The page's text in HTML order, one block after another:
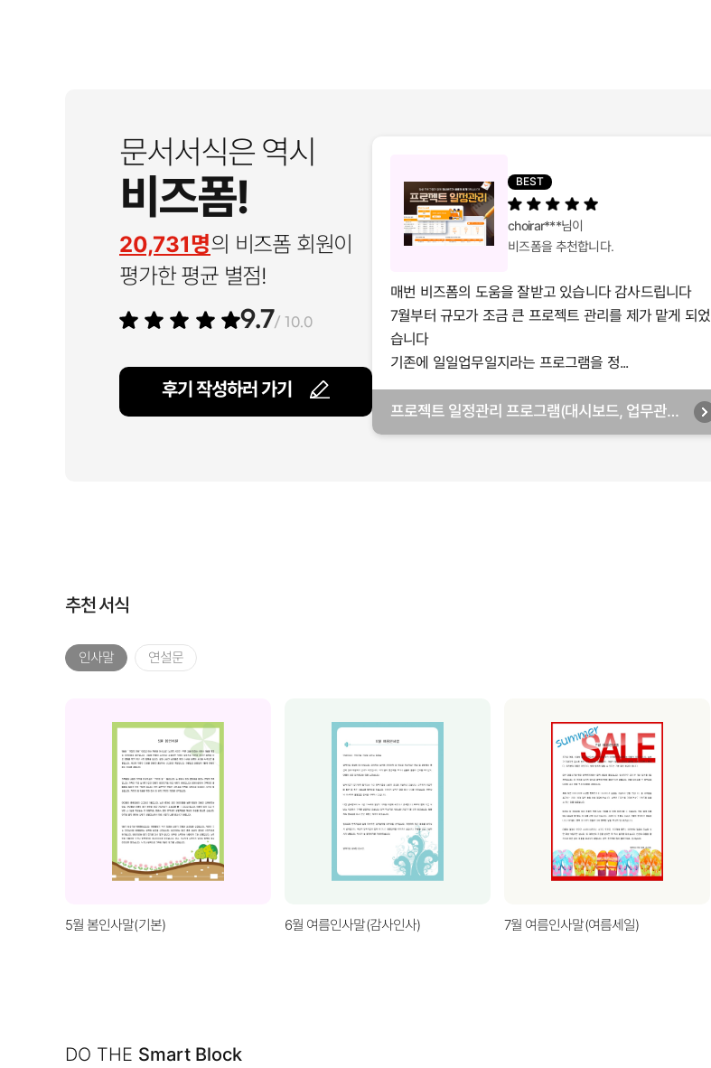
문서서식은 역시
비즈폼!
20,731명의 비즈폼 회원이
평가한 평균 별점!
9.7/ 10.0
후기 작성하러 가기
BEST
choirar***님이
비즈폼을 추천합니다.
매번 비즈폼의 도움을 잘받고 있습니다 감사드립니다
7월부터 규모가 조금 큰 프로젝트 관리를 제가 맡게 되었
습니다
기존에 일일업무일지라는 프로그램을 정...
프로젝트 일정관리 프로그램(대시보드, 업무관리,
추천 서식
인사말 연설문
5월 봄인사말(기본) 6월 여름인사말(감사인사) 7월 여름인사말(여름세일)
DO THE Smart Block